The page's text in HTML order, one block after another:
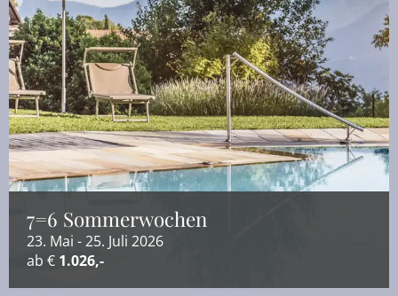
7=6 Sommerwochen
23. Mai - 25. Juli 2026
ab € 1.026,-